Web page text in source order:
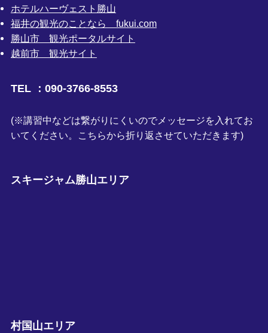
ホテルハーヴェスト勝山
福井の観光のことなら fukui.com
勝山市 観光ポータルサイト
越前市 観光サイト
TEL ：090-3766-8553
(※講習中などは繋がりにくいのでメッセージを入れてお
いてください。こちらから折り返させていただきます)
スキージャム勝山エリア
村国山エリア